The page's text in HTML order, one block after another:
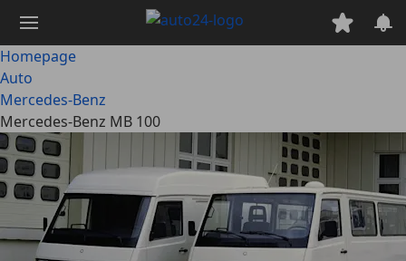
naar
hoofdinhoud
Homepage
Auto
Mercedes-Benz
Mercedes-Benz MB 100